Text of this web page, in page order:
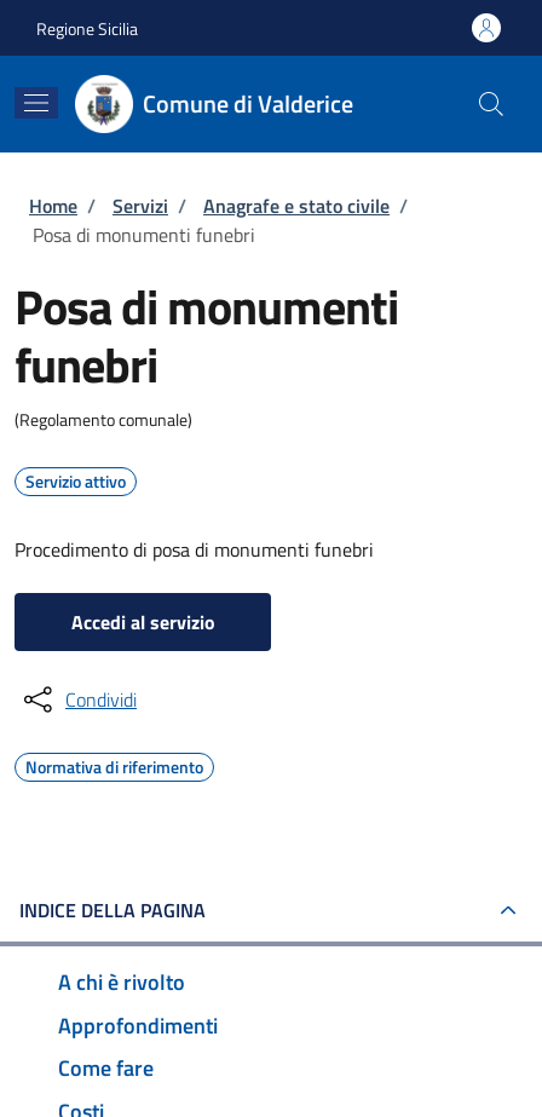
Regione Sicilia
Comune di Valderice
Briciole di pane
Home / Servizi / Anagrafe e stato civile /
Posa di monumenti funebri
Posa di monumenti
funebri
(Regolamento comunale)
Servizio attivo
Procedimento di posa di monumenti funebri
Accedi al servizio
Condividi
Normativa di riferimento
INDICE DELLA PAGINA
A chi è rivolto
Approfondimenti
Come fare